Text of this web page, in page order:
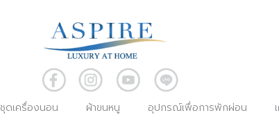
ชุดเครื่องนอน ผ้าขนหนู อุปกรณ์เพื่อการพักผ่อน